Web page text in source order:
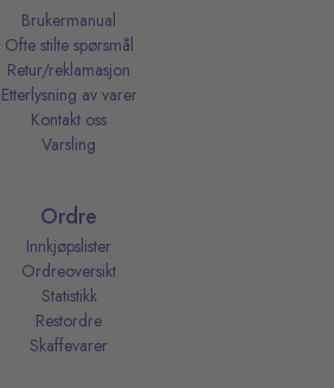
Brukermanual
Ofte stilte spørsmål
Retur/reklamasjon
Etterlysning av varer
Kontakt oss
Varsling
Ordre
Innkjøpslister
Ordreoversikt
Statistikk
Restordre
Skaffevarer